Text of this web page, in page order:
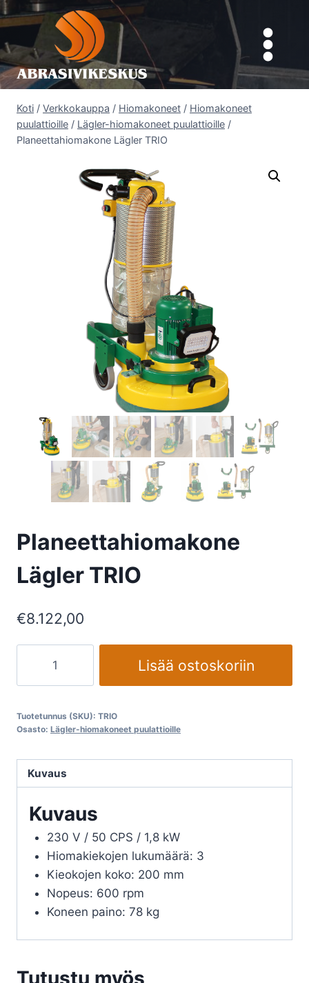
Siirry
sisältöön
Koti / Verkkokauppa / Hiomakoneet / Hiomakoneet
puulattioille / Lägler-hiomakoneet puulattioille /
Planeettahiomakone Lägler TRIO
Planeettahiomakone
Lägler TRIO
€8.122,00
TRIO
Lisää ostoskoriin
Tuotetunnus (SKU): TRIO
Osasto: Lägler-hiomakoneet puulattioille
Kuvaus
Kuvaus
230 V / 50 CPS / 1,8 kW
Hiomakiekojen lukumäärä: 3
Kieokojen koko: 200 mm
Nopeus: 600 rpm
Koneen paino: 78 kg
Tutustu myös